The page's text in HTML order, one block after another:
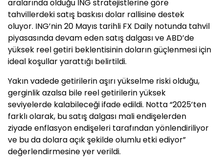
aralarında olduğu ING stratejistlerine göre
tahvillerdeki satış baskısı dolar rallisine destek
oluyor. ING’nin 20 Mayıs tarihli FX Daily notunda tahvil
piyasasında devam eden satış dalgası ve ABD’de
yüksek reel getiri beklentisinin doların güçlenmesi için
ideal koşullar yarattığı belirtildi.
Yakın vadede getirilerin aşırı yükselme riski olduğu,
gerginlik azalsa bile reel getirilerin yüksek
seviyelerde kalabileceği ifade edildi. Notta “2025’ten
farklı olarak, bu satış dalgası mali endişelerden
ziyade enflasyon endişeleri tarafından yönlendiriliyor
ve bu da dolara açık şekilde olumlu etki ediyor”
değerlendirmesine yer verildi.